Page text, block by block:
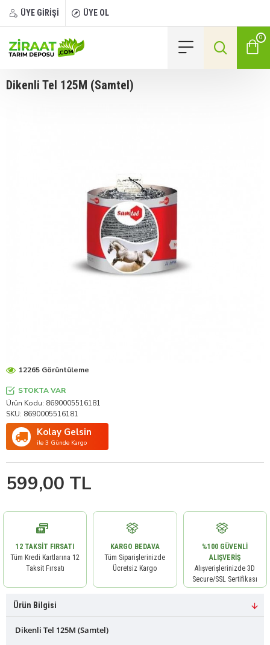
ÜYE GİRİŞİ ÜYE OL
0
Dikenli Tel 125M (Samtel)
599,00 TL
STOKTA VAR
Ürün Kodu: 8690005516181
SKU: 8690005516181
Kolay Gelsin
ile 3 Günde Kargo
12265 Görüntüleme
12 TAKSIT FIRSATI
Tüm Kredi Kartlarına 12
Taksit Fırsatı
KARGO BEDAVA
Tüm Siparişlerinizde
Ücretsiz Kargo
%100 GÜVENLI
ALIŞVERIŞ
Alışverişlerinizde 3D
Secure/SSL Sertifikası
Ürün Bilgisi
Dikenli Tel 125M (Samtel)